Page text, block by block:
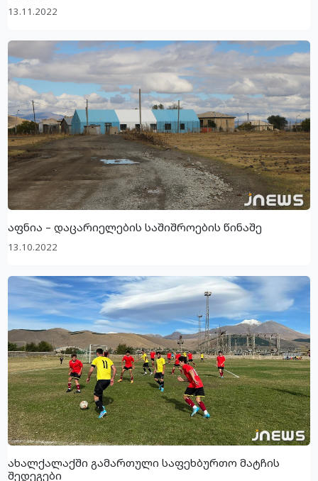
13.11.2022
აფნია – დაცარიელების საშიშროების წინაშე
13.10.2022
ახალქალაქში გამართული საფეხბურთო მატჩის
შედეგები